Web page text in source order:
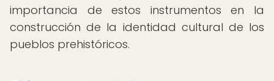
importancia de estos instrumentos en la
construcción de la identidad cultural de los
pueblos prehistóricos.